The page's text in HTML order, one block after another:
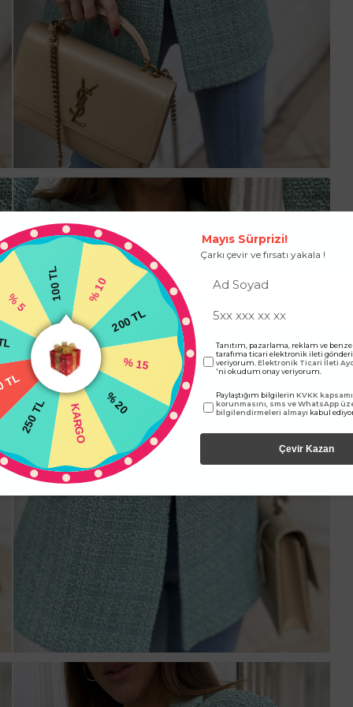
100 TL % 10
200 TL
% 15
% 20
KARGO
250 TL
TL
% 5
Mayıs Sürprizi!
Çarkı çevir ve fırsatı yakala !
Tanıtım, pazarlama, reklam ve
tarafıma ticari elektronik ileti
veriyorum. Elektronik Ticari İleti
'ni okudum onay veriyorum.
Paylaştığım bilgilerin KVKK
korunmasını, sms ve WhatsApp
bilgilendirmeleri almayı kabul
Çevir Kazan